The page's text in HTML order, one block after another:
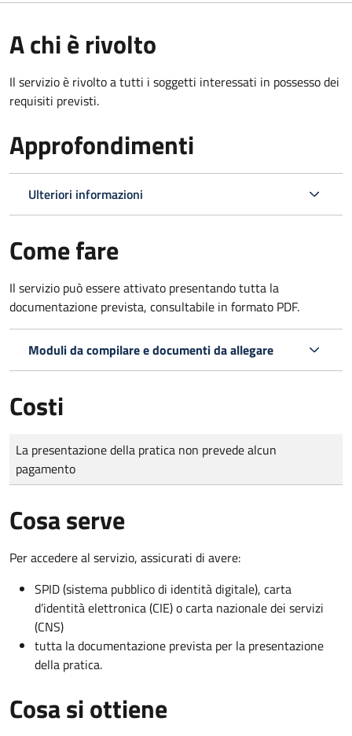
A chi è rivolto
Il servizio è rivolto a tutti i soggetti interessati in possesso dei
requisiti previsti.
Approfondimenti
Ulteriori informazioni
Come fare
Il servizio può essere attivato presentando tutta la
documentazione prevista, consultabile in formato PDF.
Moduli da compilare e documenti da allegare
Costi
Tipo di pagamento
Importo
La presentazione della pratica non prevede alcun
pagamento
Cosa serve
Per accedere al servizio, assicurati di avere:
SPID (sistema pubblico di identità digitale), carta
d’identità elettronica (CIE) o carta nazionale dei servizi
(CNS)
tutta la documentazione prevista per la presentazione
della pratica.
Cosa si ottiene